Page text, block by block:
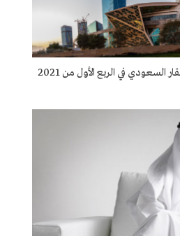
السعودي في الربع الأول من 2021